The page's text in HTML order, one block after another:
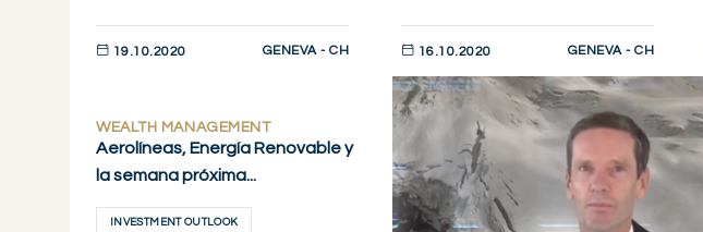
19.10.2020 GENEVA - CH 16.10.2020 GENEVA - CH
DESCUBRIR AHORA
WEALTH MANAGEMENT
Aerolíneas, Energía Renovable y
la semana próxima...
INVESTMENT OUTLOOK